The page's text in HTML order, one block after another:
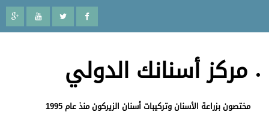
مركز أسنانك الدولي
مختصون بزراعة الأسنان وتركيبات أسنان الزيركون منذ عام 1995